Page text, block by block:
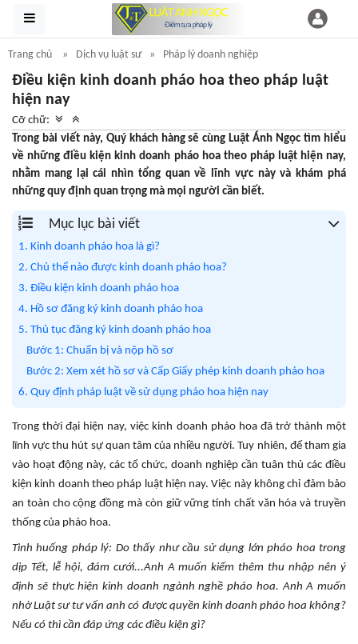
Trang chủ Dịch vụ luật sư Pháp lý doanh nghiệp
Điều kiện kinh doanh pháo hoa theo pháp luật
hiện nay
Cỡ chữ:
Trong bài viết này, Quý khách hàng sẽ cùng Luật Ánh Ngọc tìm hiểu
về những điều kiện kinh doanh pháo hoa theo pháp luật hiện nay,
nhằm mang lại cái nhìn tổng quan về lĩnh vực này và khám phá
những quy định quan trọng mà mọi người cần biết.
Mục lục bài viết
1. Kinh doanh pháo hoa là gì?
2. Chủ thể nào được kinh doanh pháo hoa?
3. Điều kiện kinh doanh pháo hoa
4. Hồ sơ đăng ký kinh doanh pháo hoa
5. Thủ tục đăng ký kinh doanh pháo hoa
Bước 1: Chuẩn bị và nộp hồ sơ
Bước 2: Xem xét hồ sơ và Cấp Giấy phép kinh doanh pháo hoa
6. Quy định pháp luật về sử dụng pháo hoa hiện nay
Trong thời đại hiện nay, việc kinh doanh pháo hoa đã trở thành một
lĩnh vực thu hút sự quan tâm của nhiều người. Tuy nhiên, để tham gia
vào hoạt động này, các tổ chức, doanh nghiệp cần tuân thủ các điều
kiện kinh doanh theo pháp luật hiện nay. Việc này không chỉ đảm bảo
an toàn cho cộng đồng mà còn giữ vững tính chất văn hóa và truyền
thống của pháo hoa.
Tình huống pháp lý: Do thấy như cầu sử dụng lớn pháo hoa trong
dịp Tết, lễ hội, đám cưới...Anh A muốn kiếm thêm thu nhập nên ý
định sẽ thực hiện kinh doanh ngành nghề pháo hoa. Anh A muốn
nhờ Luật sư tư vấn anh có được quyền kinh doanh pháo hoa không?
Nếu có thì cần đáp ứng các điều kiện gì?